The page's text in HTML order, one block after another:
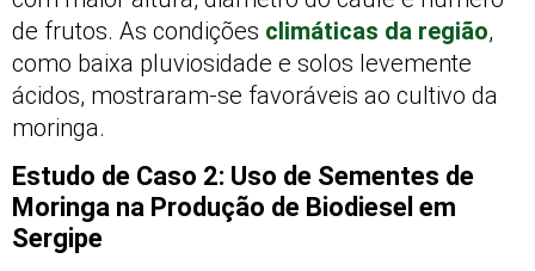
de frutos. As condições climáticas da região,
como baixa pluviosidade e solos levemente
ácidos, mostraram-se favoráveis ao cultivo da
moringa.
Estudo de Caso 2: Uso de Sementes de
Moringa na Produção de Biodiesel em
Sergipe